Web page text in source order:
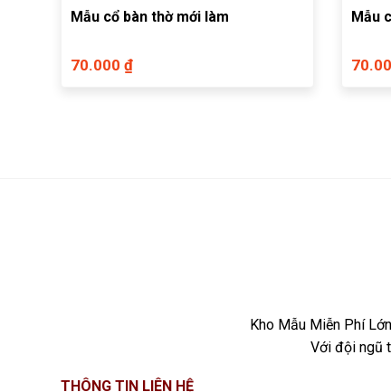
Mẫu cổ bàn thờ mới làm
70.000 ₫
Mẫu
Kho Mẫu Miễn Phí
Với đội ngũ
THÔNG TIN LIÊN HỆ